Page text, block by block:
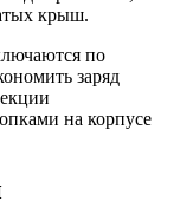
крыш.
по
заряд
на корпусе